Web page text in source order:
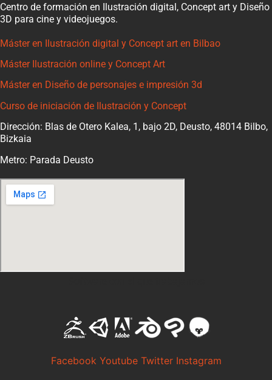
Centro de formación en Ilustración digital, Concept art y Diseño
3D para cine y videojuegos.
Máster en Ilustración digital y Concept art en Bilbao
Máster Ilustración online y Concept Art
Máster en Diseño de personajes e impresión 3d
Curso de iniciación de Ilustración y Concept
Dirección: Blas de Otero Kalea, 1, bajo 2D, Deusto, 48014 Bilbo,
Bizkaia
Metro: Parada Deusto
Facebook Youtube Twitter Instagram